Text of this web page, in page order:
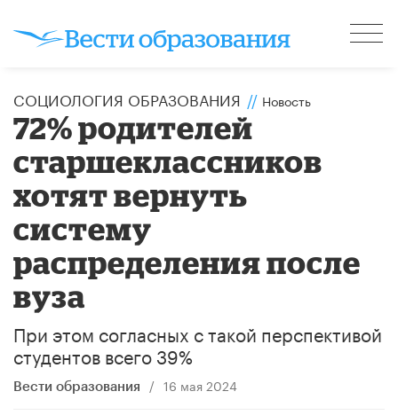
CОЦИОЛОГИЯ ОБРАЗОВАНИЯ // Новость
72% родителей
старшеклассников
хотят вернуть
систему
распределения после
вуза
При этом согласных с такой перспективой
студентов всего 39%
Вести образования / 16 мая 2024